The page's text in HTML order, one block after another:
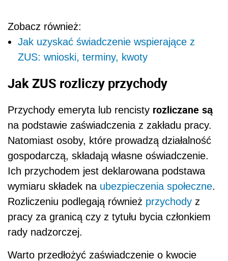
Zobacz również:
Jak uzyskać świadczenie wspierające z
ZUS: wnioski, terminy, kwoty
Jak ZUS rozliczy przychody
Przychody emeryta lub rencisty rozliczane są
na podstawie zaświadczenia z zakładu pracy.
Natomiast osoby, które prowadzą działalność
gospodarczą, składają własne oświadczenie.
Ich przychodem jest deklarowana podstawa
wymiaru składek na ubezpieczenia społeczne.
Rozliczeniu podlegają również przychody z
pracy za granicą czy z tytułu bycia członkiem
rady nadzorczej.
Warto przedłożyć zaświadczenie o kwocie